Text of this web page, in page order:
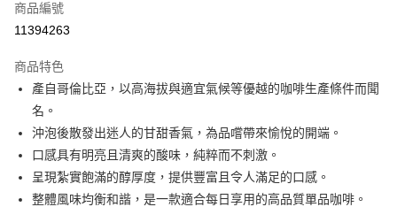
LINE Pay
街口支付
悠遊付
Google Pay
全盈+PAY
商品編號
11394263
商品特色
產自哥倫比亞，以高海拔與適宜氣候等優越的咖啡生產條件而聞
名。
沖泡後散發出迷人的甘甜香氣，為品嚐帶來愉悅的開端。
口感具有明亮且清爽的酸味，純粹而不刺激。
呈現紮實飽滿的醇厚度，提供豐富且令人滿足的口感。
整體風味均衡和諧，是一款適合每日享用的高品質單品咖啡。